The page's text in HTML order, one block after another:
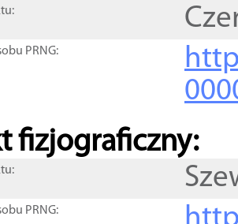
PRNG:
fizjograficzny:
PRNG: